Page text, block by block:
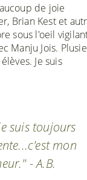
de joie
Brian Kest et
sous l'oeil
Manju Jois.
Je suis
suis toujours
mon
- A.B.